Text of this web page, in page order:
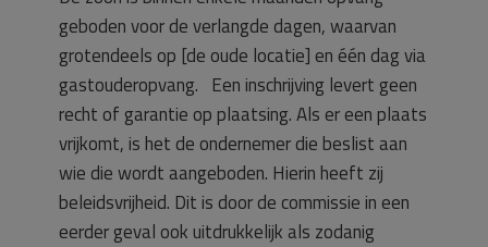
geboden voor de verlangde dagen, waarvan
grotendeels op [de oude locatie] en één dag via
gastouderopvang. Een inschrijving levert geen
recht of garantie op plaatsing. Als er een plaats
vrijkomt, is het de ondernemer die beslist aan
wie die wordt aangeboden. Hierin heeft zij
beleidsvrijheid. Dit is door de commissie in een
eerder geval ook uitdrukkelijk als zodanig